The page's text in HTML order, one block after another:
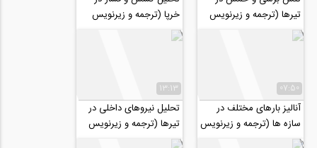
تیرها (ترجمه و زیرنویس
اختصاصی موسسه ۸۰۸)
خرپا (ترجمه و زیرنویس
اختصاصی موسسه ۸۰۸)
07:50
آنالیز بارهای مختلف در
سازه ها (ترجمه و زیرنویس
اختصاصی موسسه ۸۰۸)
13:13
تحلیل نیروهای داخلی در
تیرها (ترجمه و زیرنویس
اختصاصی موسسه ۸۰۸)